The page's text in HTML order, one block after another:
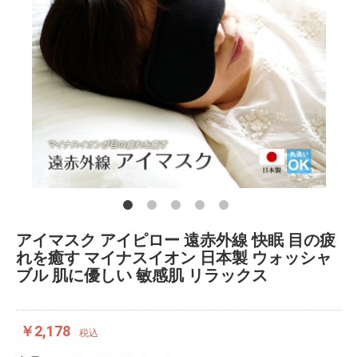
アイマスク アイピロー 遠赤外線 快眠 目の疲
れを癒す マイナスイオン 日本製 ウォッシャ
ブル 肌に優しい 敏感肌 リラックス
￥2,178 税込